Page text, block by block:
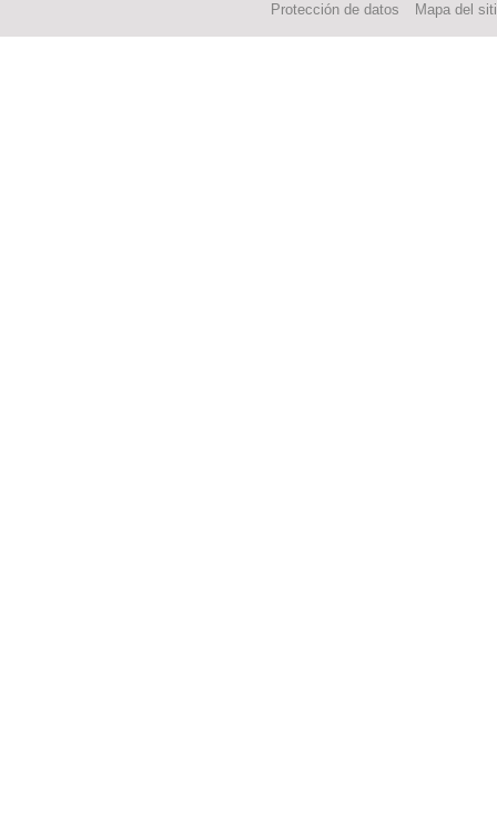
Protección de datos Mapa del